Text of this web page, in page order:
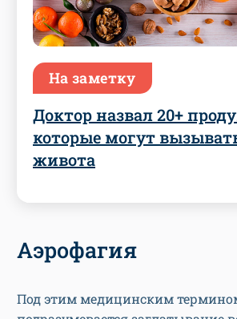
На заметку
Доктор назвал 20+
которые могут
живота
Аэрофагия
Под этим медицинским